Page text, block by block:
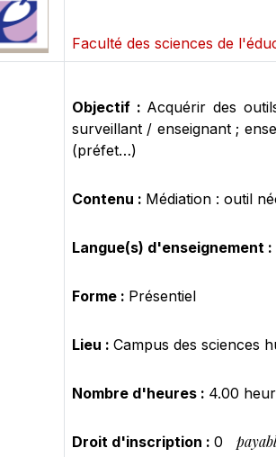
Faculté des sciences de
Objectif : Acquérir des
surveillant / enseignant ;
(préfet…)
Contenu : Médiation : outil
Langue(s) d'enseignement :
Forme : Présentiel
Lieu : Campus des sciences
Nombre d'heures : 4.00
Droit d'inscription : 0